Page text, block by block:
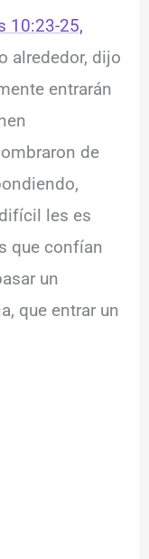
10:23-25,
alrededor, dijo
entrarán
de
les es
que confían
un
que entrar un